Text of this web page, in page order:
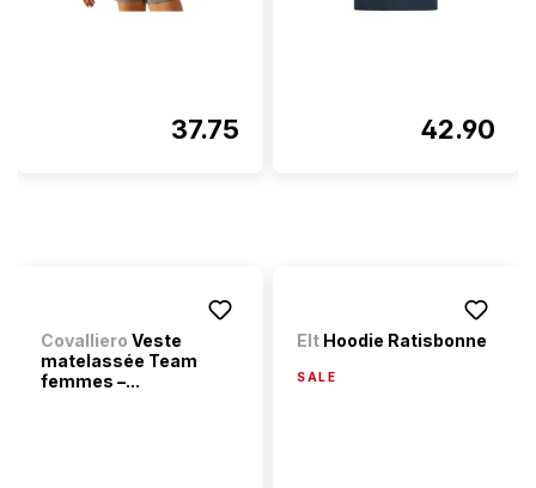
37.75 42.90
Covalliero Veste
matelassée Team
femmes –...
Elt Hoodie Ratisbonne
SALE